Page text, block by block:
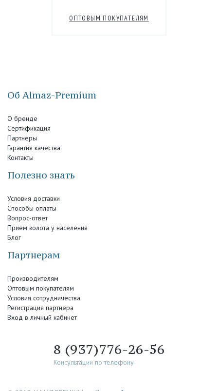
ОПТОВЫМ ПОКУПАТЕЛЯМ
Об Almaz-Premium
О бренде
Сертификация
Партнеры
Гарантия качества
Контакты
Полезно знать
Условия доставки
Способы оплаты
Вопрос-ответ
Прием золота у населения
Блог
Партнерам
Производителям
Оптовым покупателям
Условия сотрудничества
Регистрация партнера
Вход в личный кабинет
8 (937)776-26-56
Консультации по телефону